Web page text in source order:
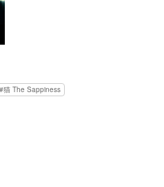
猫 The Sappiness